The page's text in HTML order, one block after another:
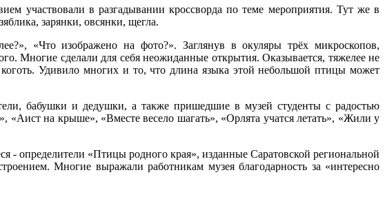
участвовали в разгадывании кроссворда по теме мероприятия. Тут же в
зарянки, овсянки, щегла.
«Что изображено на фото?». Заглянув в окуляры трёх микроскопов,
Многие сделали для себя неожиданные открытия. Оказывается, тяжелее не
Удивило многих и то, что длина языка этой небольшой птицы может
бабушки и дедушки, а также пришедшие в музей студенты с радостью
на крыше», «Вместе весело шагать», «Орлята учатся летать», «Жили у
определители «Птицы родного края», изданные Саратовской региональной
Многие выражали работникам музея благодарность за «интересно